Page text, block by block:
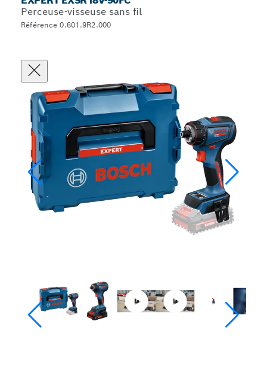
Perceuse-visseuse sans fil
Référence 0.601.9R2.000